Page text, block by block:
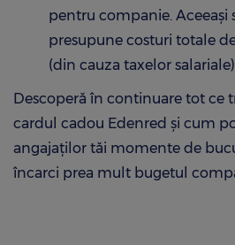
pentru companie. Aceeași
presupune costuri totale
(din cauza taxelor
Descoperă în continuare tot ce
cardul cadou Edenred și cum
angajaților tăi momente de
încarci prea mult bugetul